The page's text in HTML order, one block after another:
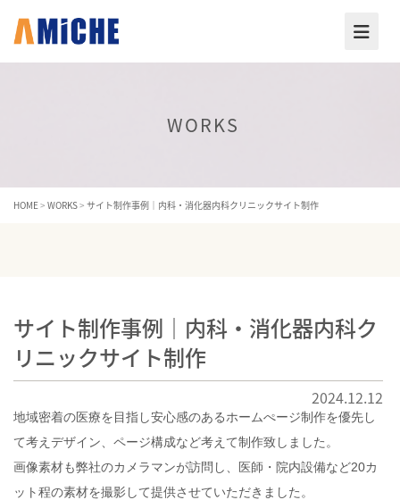
WORKS
HOME> WORKS> サイト制作事例｜内科・消化器内科クリニックサイト制作
サイト制作事例｜内科・消化器内科ク
リニックサイト制作
2024.12.12
地域密着の医療を目指し安心感のあるホームぺージ制作を優先し
て考えデザイン、ページ構成など考えて制作致しました。
画像素材も弊社のカメラマンが訪問し、医師・院内設備など20カ
ット程の素材を撮影して提供させていただきました。